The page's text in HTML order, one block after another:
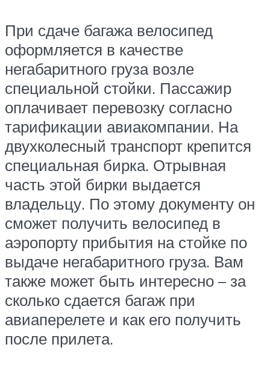
При сдаче багажа велосипед
оформляется в качестве
негабаритного груза возле
специальной стойки. Пассажир
оплачивает перевозку согласно
тарификации авиакомпании. На
двухколесный транспорт крепится
специальная бирка. Отрывная
часть этой бирки выдается
владельцу. По этому документу он
сможет получить велосипед в
аэропорту прибытия на стойке по
выдаче негабаритного груза. Вам
также может быть интересно – за
сколько сдается багаж при
авиаперелете и как его получить
после прилета.